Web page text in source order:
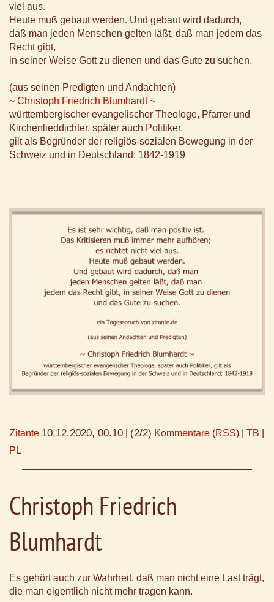
viel aus.
Heute muß gebaut werden. Und gebaut wird dadurch,
daß man jeden Menschen gelten läßt, daß man jedem das
Recht gibt,
in seiner Weise Gott zu dienen und das Gute zu suchen.
(aus seinen Predigten und Andachten)
~ Christoph Friedrich Blumhardt ~
württembergischer evangelischer Theologe, Pfarrer und
Kirchenlieddichter, später auch Politiker,
gilt als Begründer der religiös-sozialen Bewegung in der
Schweiz und in Deutschland; 1842-1919
Zitante 10.12.2020, 00.10 (2/2) Kommentare (RSS) | TB
PL
Christoph Friedrich
Blumhardt
Es gehört auch zur Wahrheit, daß man nicht eine Last trägt,
die man eigentlich nicht mehr tragen kann.